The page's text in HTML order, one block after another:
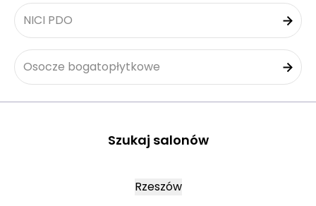
NICI PDO
Osocze bogatopłytkowe
Szukaj salonów
Rzeszów